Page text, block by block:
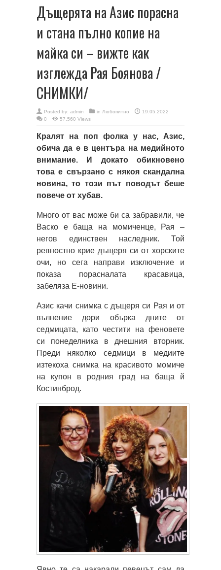
Дъщерята на Азис порасна
и стана пълно копие на
майка си – вижте как
изглежда Рая Боянова /
СНИМКИ/
Posted by: admin in Любопитно
19.05.2022
0
57,560 Views
Кралят на поп фолка у нас, Азис,
обича да е в центъра на медийното
внимание. И докато обикновено
това е свързано с някоя скандална
новина, то този път поводът беше
повече от хубав.
Много от вас може би са забравили, че
Васко е баща на момиченце, Рая –
негов единствен наследник. Той
ревностно крие дъщеря си от хорските
очи, но сега направи изключение и
показа порасналата красавица,
забеляза Е-новини.
Азис качи снимка с дъщеря си Рая и от
вълнение дори обърка дните от
седмицата, като честити на феновете
си понеделника в днешния вторник.
Преди няколко седмици в медиите
изтекоха снимка на красивото момиче
на купон в родния град на баща й
Костинброд.